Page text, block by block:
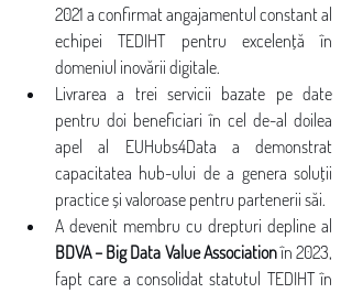
2021 a confirmat angajamentul constant al
echipei TEDIHT pentru excelență în
domeniul inovării digitale.
Livrarea a trei servicii bazate pe date
pentru doi beneficiari în cel de-al doilea
apel al EUHubs4Data a demonstrat
capacitatea hub-ului de a genera soluții
practice și valoroase pentru partenerii săi.
BDVA – Big Data Value Association în 2023,
fapt care a consolidat statutul TEDIHT în